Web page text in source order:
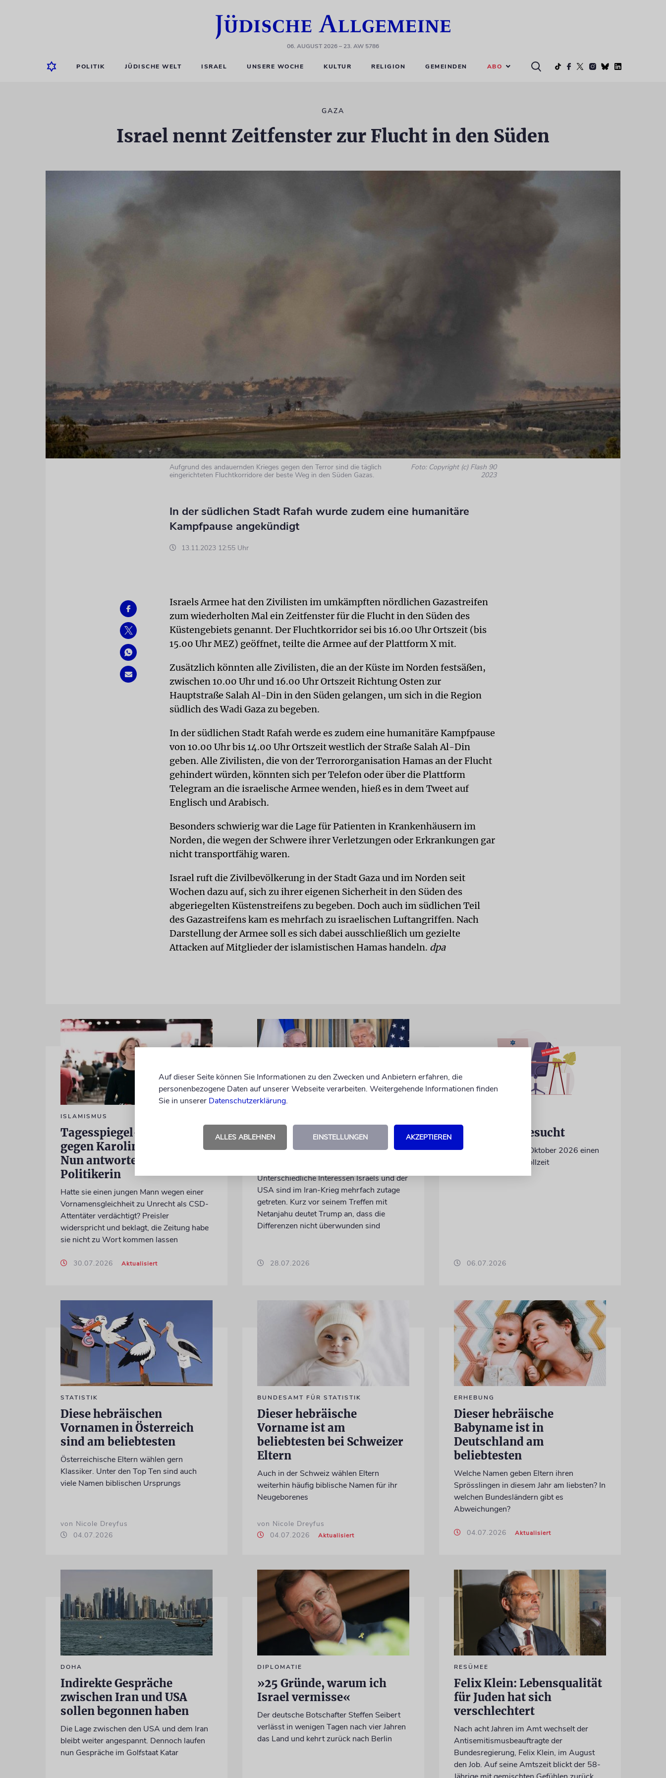
06. AUGUST 2026– 23. AW 5786
POLITIK JÜDISCHE WELT ISRAEL UNSERE WOCHE KULTUR RELIGION GEMEINDEN ABO
GAZA
Israel nennt Zeitfenster zur Flucht in den Süden
Aufgrund des andauernden Krieges gegen den Terror sind die täglich
eingerichteten Fluchtkorridore der beste Weg in den Süden Gazas.
Foto: Copyright (c) Flash 90
2023
In der südlichen Stadt Rafah wurde zudem eine humanitäre
Kampfpause angekündigt
13.11.2023 12:55 Uhr
Israels Armee hat den Zivilisten im umkämpften nördlichen Gazastreifen
zum wiederholten Mal ein Zeitfenster für die Flucht in den Süden des
Küstengebiets genannt. Der Fluchtkorridor sei bis 16.00 Uhr Ortszeit (bis
15.00 Uhr MEZ) geöffnet, teilte die Armee auf der Plattform X mit.
Zusätzlich könnten alle Zivilisten, die an der Küste im Norden festsäßen,
zwischen 10.00 Uhr und 16.00 Uhr Ortszeit Richtung Osten zur
Hauptstraße Salah Al-Din in den Süden gelangen, um sich in die Region
südlich des Wadi Gaza zu begeben.
In der südlichen Stadt Rafah werde es zudem eine humanitäre Kampfpause
von 10.00 Uhr bis 14.00 Uhr Ortszeit westlich der Straße Salah Al-Din
geben. Alle Zivilisten, die von der Terrororganisation Hamas an der Flucht
gehindert würden, könnten sich per Telefon oder über die Plattform
Telegram an die israelische Armee wenden, hieß es in dem Tweet auf
Englisch und Arabisch.
Besonders schwierig war die Lage für Patienten in Krankenhäusern im
Norden, die wegen der Schwere ihrer Verletzungen oder Erkrankungen gar
nicht transportfähig waren.
Israel ruft die Zivilbevölkerung in der Stadt Gaza und im Norden seit
Wochen dazu auf, sich zu ihrer eigenen Sicherheit in den Süden des
abgeriegelten Küstenstreifens zu begeben. Doch auch im südlichen Teil
des Gazastreifens kam es mehrfach zu israelischen Luftangriffen. Nach
Darstellung der Armee soll es sich dabei ausschließlich um gezielte
Attacken auf Mitglieder der islamistischen Hamas handeln. dpa
ISLAMISMUS
Tagesspiegel-Vorwürfe
gegen Karoline Preisler:
Nun antwortet die FDP-
Politikerin
Hatte sie einen jungen Mann wegen einer
Vornamensgleichheit zu Unrecht als CSD-
Attentäter verdächtigt? Preisler
widerspricht und beklagt, die Zeitung habe
sie nicht zu Wort kommen lassen
30.07.2026 Aktualisiert
Trump: Netanjahu will,
dass USA im Iran involviert
Unterschiedliche Interessen Israels und der
USA sind im Iran-Krieg mehrfach zutage
getreten. Kurz vor seinem Treffen mit
Netanjahu deutet Trump an, dass die
Differenzen nicht überwunden sind
28.07.2026
Volontär/in gesucht
Wir suchen zum 15. Oktober 2026 einen
Volontär (m/w/d) in Vollzeit
06.07.2026
STATISTIK
Diese hebräischen
Vornamen in Österreich
sind am beliebtesten
Österreichische Eltern wählen gern
Klassiker. Unter den Top Ten sind auch
viele Namen biblischen Ursprungs
von Nicole Dreyfus
04.07.2026
BUNDESAMT FÜR STATISTIK
Dieser hebräische
Vorname ist am
beliebtesten bei Schweizer
Eltern
Auch in der Schweiz wählen Eltern
weiterhin häufig biblische Namen für ihr
Neugeborenes
von Nicole Dreyfus
04.07.2026
Aktualisiert
ERHEBUNG
Dieser hebräische
Babyname ist in
Deutschland am
beliebtesten
Welche Namen geben Eltern ihren
Sprösslingen in diesem Jahr am liebsten? In
welchen Bundesländern gibt es
Abweichungen?
04.07.2026 Aktualisiert
DOHA
Indirekte Gespräche
zwischen Iran und USA
sollen begonnen haben
Die Lage zwischen den USA und dem Iran
bleibt weiter angespannt. Dennoch laufen
nun Gespräche im Golfstaat Katar
DIPLOMATIE
»25 Gründe, warum ich
Israel vermisse«
Der deutsche Botschafter Steffen Seibert
verlässt in wenigen Tagen nach vier Jahren
das Land und kehrt zurück nach Berlin
RESÜMEE
Felix Klein: Lebensqualität
für Juden hat sich
verschlechtert
Nach acht Jahren im Amt wechselt der
Antisemitismusbeauftragte der
Bundesregierung, Felix Klein, im August
den Job. Auf seine Amtszeit blickt der 58-
Auf dieser Seite können Sie Informationen zu den Zwecken und Anbietern erfahren, die
personenbezogene Daten auf unserer Webseite verarbeiten. Weitergehende Informationen finden
Sie in unserer Datenschutzerklärung.
ALLES ABLEHNEN EINSTELLUNGEN AKZEPTIEREN